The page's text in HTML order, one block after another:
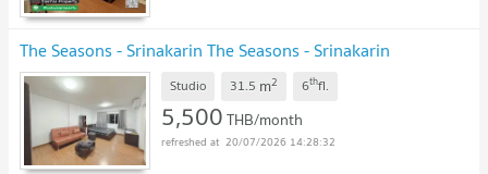
The Seasons - Srinakarin The Seasons - Srinakarin
Studio 31.5 m2 6thfl.
5,500THB/month
20/07/2026 14:28:32